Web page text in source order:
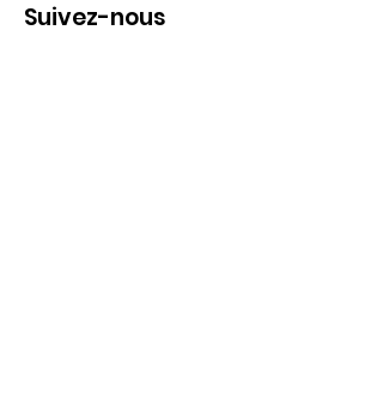
Suivez-nous